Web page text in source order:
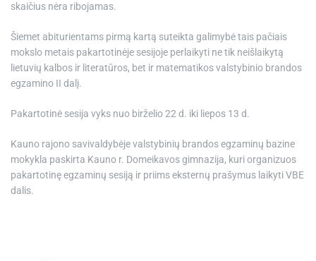
skaičius nėra ribojamas.
Šiemet abiturientams pirmą kartą suteikta galimybė tais pačiais
mokslo metais pakartotinėje sesijoje perlaikyti ne tik neišlaikytą
lietuvių kalbos ir literatūros, bet ir matematikos valstybinio brandos
egzamino II dalį.
Pakartotinė sesija vyks nuo birželio 22 d. iki liepos 13 d.
Kauno rajono savivaldybėje valstybinių brandos egzaminų bazine
mokykla paskirta Kauno r. Domeikavos gimnazija, kuri organizuos
pakartotinę egzaminų sesiją ir priims eksternų prašymus laikyti VBE
dalis.